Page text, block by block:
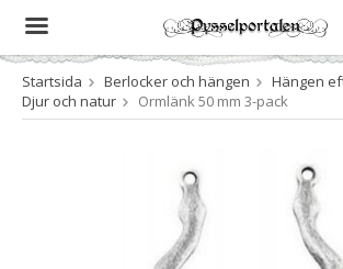
Produkten har blivit tillagd i
Startsida Berlocker och hängen
Hängen
Djur och natur
Ormlänk 50 mm 3-pack